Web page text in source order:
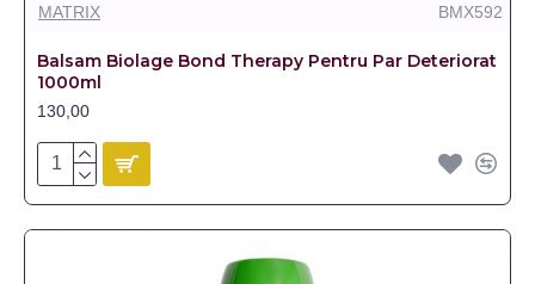
MATRIX BMX592
Balsam Biolage Bond Therapy Pentru Par Deteriorat
1000ml
130,00